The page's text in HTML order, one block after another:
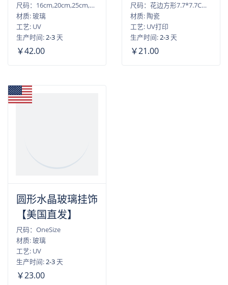
尺码：16cm,20cm,25cm,30cm
材质: 玻璃
工艺: UV
生产时间:2-3天
￥42.00
尺码：花边方形7.7*7.7CM,花边圆形8*8CM,心形7.6*6.5CM,圆形7.3*7.3CM
材质: 陶瓷
工艺: UV打印
生产时间:2-3天
￥21.00
圆形水晶玻璃挂饰
【美国直发】
尺码：OneSize
材质: 玻璃
工艺: UV
生产时间:2-3天
￥23.00